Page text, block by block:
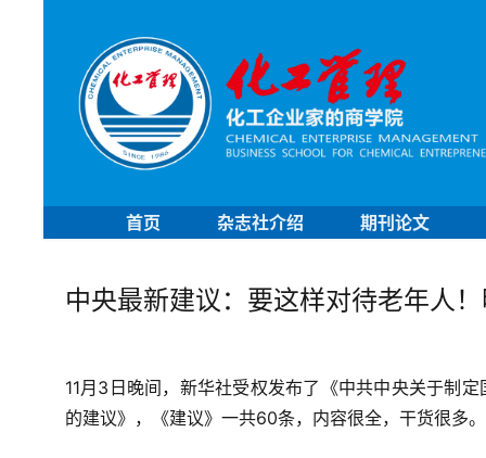
首页 杂志社介绍 期刊论文
中央最新建议：要这样对待老年人
11月3日晚间， 新华社受权发布了 《中共中央关于制
的建议》 ，《建议》一共60条，内容很全，干货很多。